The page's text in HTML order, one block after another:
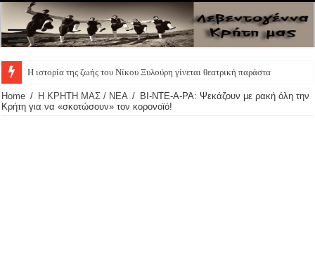
Home / Η ΚΡΗΤΗ ΜΑΣ / ΝΕΑ / ΒΙ-ΝΤΕ-Α-ΡΑ: Ψεκάζουν με ρακή όλη την
Κρήτη για να «σκοτώσουν» τον κορονοϊό!